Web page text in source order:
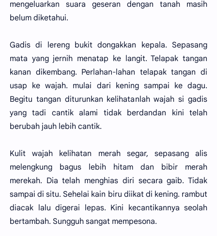
mengeluarkan suara geseran dengan tanah masih
belum diketahui.
Gadis di lereng bukit dongakkan kepala. Sepasang
mata yang jernih menatap ke langit. Telapak tangan
kanan dikembang. Perlahan-lahan telapak tangan di
usap ke wajah. mulai dari kening sampai ke dagu.
Begitu tangan diturunkan kelihatanlah wajah si gadis
yang tadi cantik alami tidak berdandan kini telah
berubah jauh lebih cantik.
Kulit wajah kelihatan merah segar, sepasang alis
melengkung bagus lebih hitam dan bibir merah
merekah. Dia telah menghias diri secara gaib. Tidak
sampai di situ. Sehelai kain biru diikat di kening. rambut
diacak lalu digerai lepas. Kini kecantikannya seolah
bertambah. Sungguh sangat mempesona.